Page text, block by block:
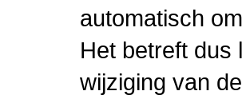
automatisch
Het betreft dus
wijziging van